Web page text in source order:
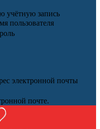
учётную запись
пользователя
электронной почты
почте.